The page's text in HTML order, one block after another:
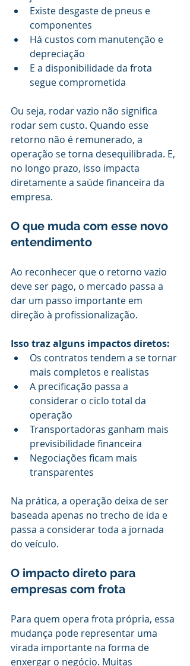
Existe desgaste de pneus e
componentes
Há custos com manutenção e
depreciação
E a disponibilidade da frota
segue comprometida
Ou seja, rodar vazio não significa
rodar sem custo. Quando esse
retorno não é remunerado, a
operação se torna desequilibrada. E,
no longo prazo, isso impacta
diretamente a saúde financeira da
empresa.
O que muda com esse novo
entendimento
Ao reconhecer que o retorno vazio
deve ser pago, o mercado passa a
dar um passo importante em
direção à profissionalização.
Isso traz alguns impactos diretos:
Os contratos tendem a se tornar
mais completos e realistas
A precificação passa a
considerar o ciclo total da
operação
Transportadoras ganham mais
previsibilidade financeira
Negociações ficam mais
transparentes
Na prática, a operação deixa de ser
baseada apenas no trecho de ida e
passa a considerar toda a jornada
do veículo.
O impacto direto para
empresas com frota
Para quem opera frota própria, essa
mudança pode representar uma
virada importante na forma de
enxergar o negócio. Muitas